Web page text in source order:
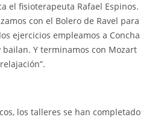
el fisioterapeuta Rafael Espinos.
con el Bolero de Ravel para
ejercicios empleamos a Concha
Y terminamos con Mozart
los talleres se han completado